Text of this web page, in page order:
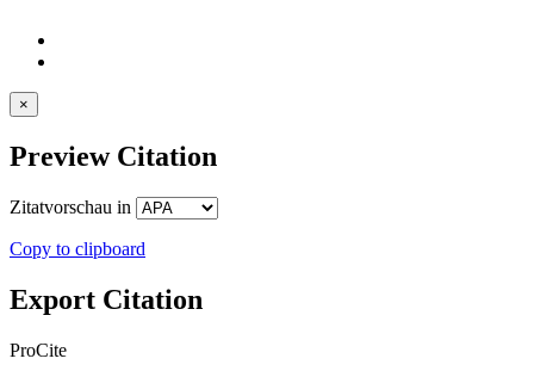
×
Preview Citation
Zitatvorschau in
Copy to clipboard
Export Citation
ProCite